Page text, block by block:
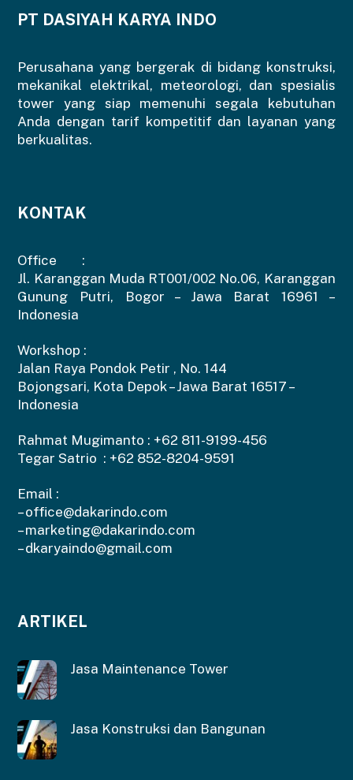
PT DASIYAH KARYA INDO
Perusahana yang bergerak di bidang konstruksi,
mekanikal elektrikal, meteorologi, dan spesialis
tower yang siap memenuhi segala kebutuhan
Anda dengan tarif kompetitif dan layanan yang
berkualitas.
KONTAK
Office :
Jl. Karanggan Muda RT001/002 No.06, Karanggan
Gunung Putri, Bogor – Jawa Barat 16961 –
Indonesia
Workshop :
Jalan Raya Pondok Petir , No. 144
Bojongsari, Kota Depok – Jawa Barat 16517 –
Indonesia
Rahmat Mugimanto : +62 811-9199-456
Tegar Satrio : +62 852-8204-9591
Email :
–office@dakarindo.com
–marketing@dakarindo.com
–dkaryaindo@gmail.com
ARTIKEL
Jasa Maintenance Tower
Jasa Konstruksi dan Bangunan